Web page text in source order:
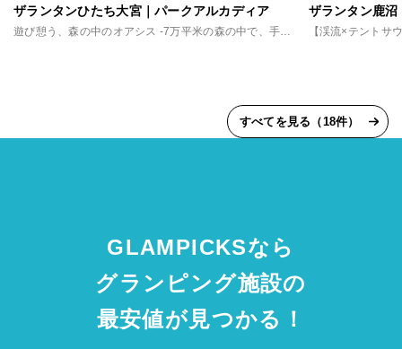
ザランタンひたち大宮｜パークアルカディア
遊び憩う、森の中のオアシス -7万平米の森の中で、手軽に味わうアウトドア体験
ザランタン鹿沼
すべてを見る（18件）
GLAMPICKSなら
グランピング施設の
最安値が見つかる！